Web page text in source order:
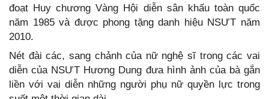
đoạt Huy chương Vàng Hội diễn sân khấu toàn quốc
năm 1985 và được phong tặng danh hiệu NSƯT năm
2010.
Nét đài các, sang chảnh của nữ nghệ sĩ trong các vai
diễn của NSƯT Hương Dung đưa hình ảnh của bà gắn
liền với vai diễn những người phụ nữ quyền lực trong